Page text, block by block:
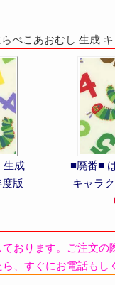
ぺこあおむし 生成
生成
版
■廃番■
キャラ
おります。ご注文の
、すぐにお電話もし